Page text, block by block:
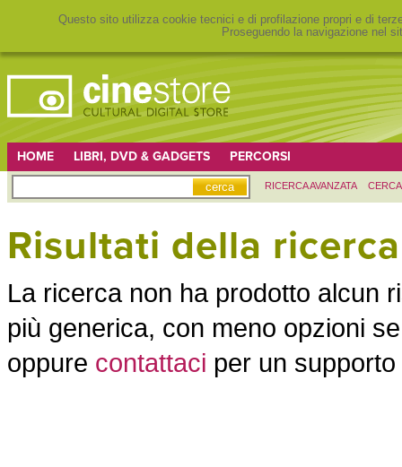
Questo sito utilizza cookie tecnici e di profilazione propri e di
Proseguendo la navigazione nel
HOME LIBRI, DVD & GADGETS PERCORSI
RICERCA AVANZATA
Risultati della ricerca
La ricerca non ha prodotto alcun
più generica, con meno opzioni
oppure contattaci per un